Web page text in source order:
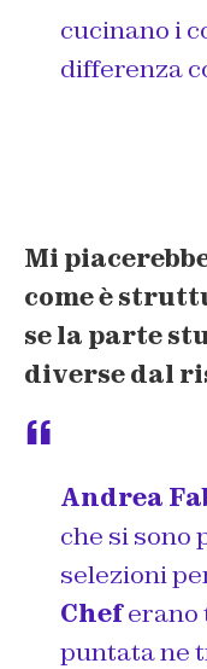
cucinano i
differenza
Mi
come è
se la parte
diverse dal
Andrea
che si sono
selezioni
Cheferano
puntata ne